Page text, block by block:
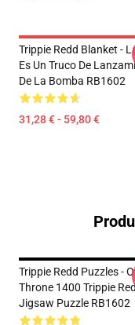
Trippie Redd Blanket -
Es Un Truco De
De La Bomba RB1602
31,28 € - 59,80 €
Trippie Redd Puzzles -
Throne 1400 Trippie
Jigsaw Puzzle RB1602